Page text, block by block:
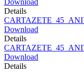
Download
Details
Download
Details
Download
Details